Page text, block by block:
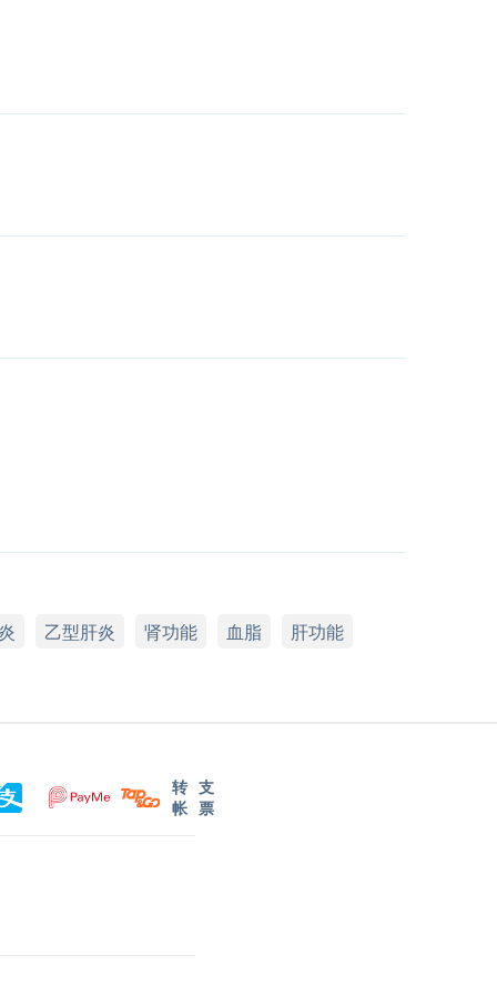
乙型肝炎 肾功能 血脂 肝功能
转
帐
支
票